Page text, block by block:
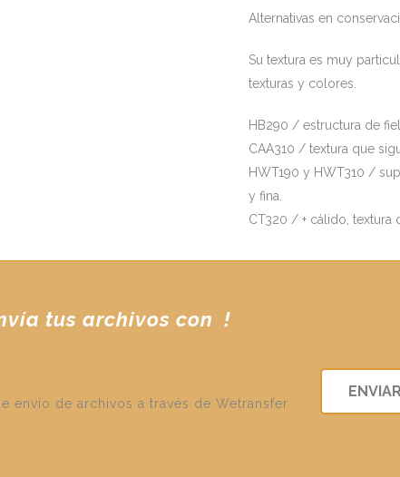
Alternativas en
Su textura es muy
texturas y colores.
HB290 / estructura de
CAA310 / textura que
HWT190 y HWT310 /
y fina.
CT320 / + cálido, textura
tus archivos con !